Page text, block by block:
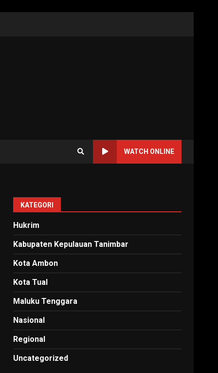
WATCH ONLINE
KATEGORI
Hukrim
Kabupaten Kepulauan Tanimbar
Kota Ambon
Kota Tual
Maluku Tenggara
Nasional
Regional
Uncategorized